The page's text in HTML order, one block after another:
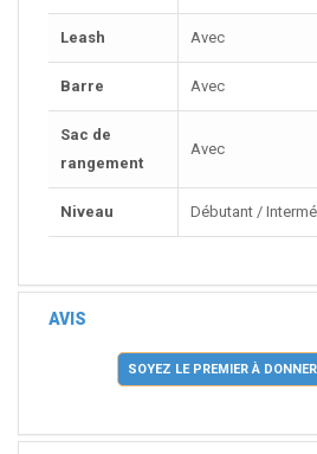
Leash Avec
Barre Avec
Sac de
rangement
Avec
Niveau Débutant /
AVIS
SOYEZ LE PREMIER À